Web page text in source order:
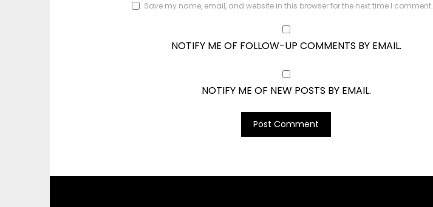
Save my name, email, and website in this browser for the next time I comment.
NOTIFY ME OF FOLLOW-UP COMMENTS BY EMAIL.
NOTIFY ME OF NEW POSTS BY EMAIL.